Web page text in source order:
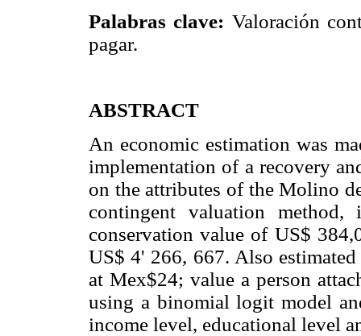
Palabras clave: Valoración
pagar.
ABSTRACT
An economic estimation was
implementation of a recovery
on the attributes of the Molino
contingent valuation
conservation value of US$
US$ 4' 266, 667. Also
at Mex$24; value a person
using a binomial logit model
income level, educational level